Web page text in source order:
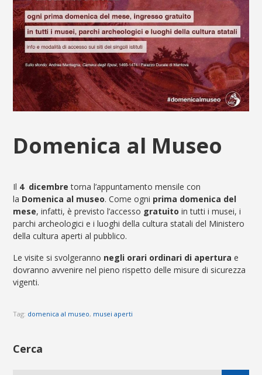
Domenica al Museo
Il 4 dicembre torna l’appuntamento mensile con
la Domenica al museo. Come ogni prima domenica del
mese, infatti, è previsto l’accesso gratuitoin tutti i musei, i
parchi archeologici e i luoghi della cultura statali del Ministero
della cultura aperti al pubblico.
Le visite si svolgeranno negli orari ordinari di apertura e
dovranno avvenire nel pieno rispetto delle misure di sicurezza
vigenti.
Tag: domenica al museo, musei aperti
Cerca